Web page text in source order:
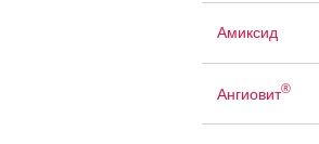
Амиксид
Ангиовит®